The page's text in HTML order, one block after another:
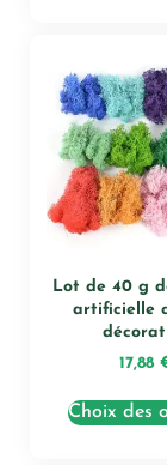
Lot de 40 g
artificielle
17,88
Choix des